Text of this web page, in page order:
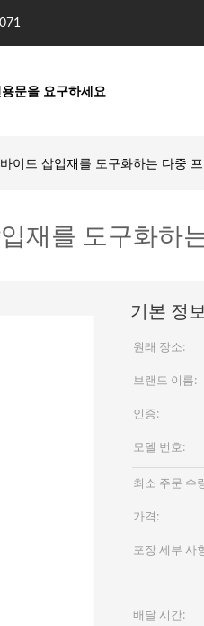
문을 요구하세요
이드 삽입재를 도구화하는 다중
재를 도구화하
기본 정
원래 장소:
브랜드 이름:
인증:
모델 번호:
최소 주문 수
가격:
포장 세부 사
배달 시간: